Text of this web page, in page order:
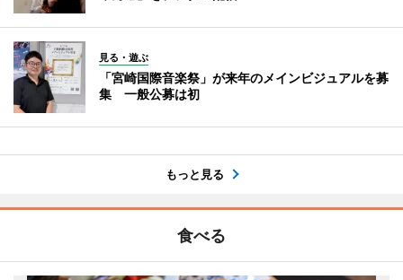
見る・遊ぶ
「宮崎国際音楽祭」が来年のメインビジュアルを募
集 一般公募は初
もっと見る
食べる